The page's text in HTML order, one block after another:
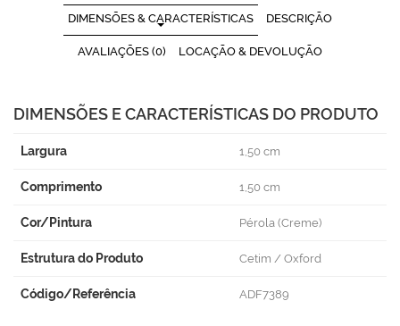
DIMENSÕES & CARACTERÍSTICAS DESCRIÇÃO
AVALIAÇÕES (0) LOCAÇÃO & DEVOLUÇÃO
DIMENSÕES E CARACTERÍSTICAS DO PRODUTO
Largura 1,50 cm
Comprimento 1,50 cm
Cor/Pintura Pérola (Creme)
Estrutura do Produto Cetim / Oxford
Código/Referência ADF7389